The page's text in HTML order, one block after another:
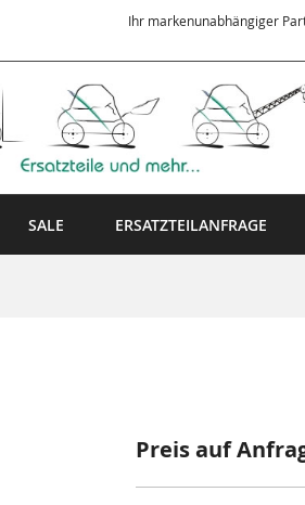
Ihr markenunabhängiger
SALE ERSATZTEILANFRAGE
Preis auf